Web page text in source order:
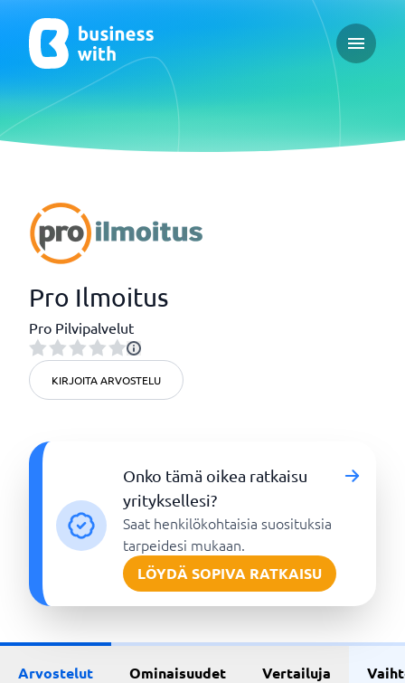
Open
Pro Ilmoitus
Pro Pilvipalvelut
KIRJOITA ARVOSTELU
Onko tämä oikea ratkaisu
yrityksellesi?
Saat henkilökohtaisia suosituksia
tarpeidesi mukaan.
LÖYDÄ SOPIVA RATKAISU
Arvostelut Ominaisuudet Vertailuja